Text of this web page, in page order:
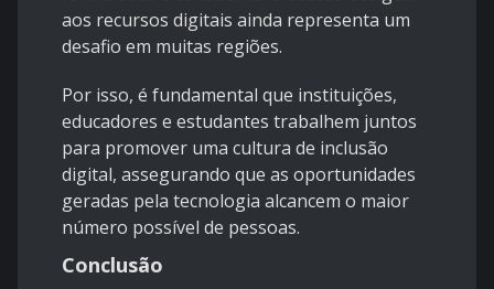
aos recursos digitais ainda representa um
desafio em muitas regiões.
Por isso, é fundamental que instituições,
educadores e estudantes trabalhem juntos
para promover uma cultura de inclusão
digital, assegurando que as oportunidades
geradas pela tecnologia alcancem o maior
número possível de pessoas.
Conclusão